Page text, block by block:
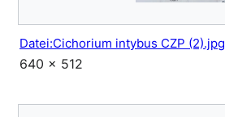
Datei:Cichorium intybus CZP (2).jpg
640 × 512